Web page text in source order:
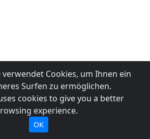
verwendet Cookies, um Ihnen ein
Surfen zu ermöglichen.
cookies to give you a better
experience.
OK